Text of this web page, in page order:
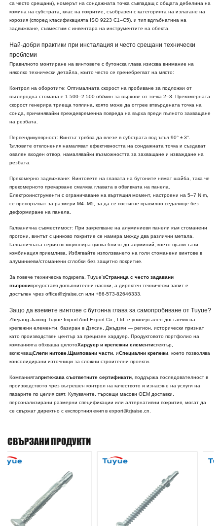
са често срещани), номерът на сондажната точка съвпадащ с общата дебелина на
комина на субстрата, клас на покритие, съобразен с категорията на излагане на
корозия (според класификацията ISO 9223 C1–C5), и тип вдлъбнатина на
задвижване, съвместим с инвентара на инструментите на обекта.
Най-добри практики при инсталация и често срещани технически
проблеми
Правилното монтиране на винтовете с бутонска глава изисква внимание на
няколко технически детайла, които често се пренебрегват на място:
Контрол на оборотите: Оптималната скорост на пробиване за подложки от
въглеродна стомана е 1 500–2 500 об/мин за върхове от точка 2–3. Прекомерната
скорост генерира триеща топлина, която може да отгрее втвърдената точка на
сонда, причинявайки преждевременна повреда на върха преди пълното захващане
на резбата.
Перпендикулярност: Винтът трябва да влезе в субстрата под ъгъл 90° ± 3°.
Ъгловите отклонения намаляват ефективността на сондажната точка и създават
овален входен отвор, намалявайки възможността за захващане и изваждане на
резбата.
Прекомерно задвижване: Винтовете на главата на бутоните нямат шайба, така че
прекомерното прекарване смачква главата в обвивката на панела.
Електроинструменти с ограничаване на въртящия момент, настроени на 5–7 N·m,
се препоръчват за размери M4–M5, за да се постигне правилно седалище без
деформиране на панела.
Галванична съвместимост: При закрепване на алуминиеви панели към стоманени
прогони, винтът с цинково покритие се намира между два различни метала.
Галваничната серия позиционира цинка близо до алуминий, което прави тази
комбинация приемлива. Избягвайте използването на голи стоманени винтове в
алуминиеви/стоманени сглобки без защитно покритие.
За повече техническа подкрепа, Tuyue'sСтраница с често задавани
въпросипредоставя допълнителни насоки, а директен технически запит е
достъпен чрез office@zjraise.cn или +86-573-82646333.
Защо да вземете винтове с бутонна глава за самопробиване от Tuyue?
Zhejiang Jiaxing Tuyue Import And Export Co., Ltd. е универсален доставчик на
крепежни елементи, базиран в Дзясин, Джъдзян — регион, исторически признат
като производствен център за прецизен хардуер. Продуктовото портфолио на
компанията обхваща цялотоХардуер и крепежни елементиспектър,
включващСлепи нитове,Щамповани части, иСпециални крепежи, което позволява
консолидирани източници за сложни строителни проекти.
Компаниятапритежава съответните сертификати, поддържа последователност в
производството чрез вътрешен контрол на качеството и изнасяне на услуги на
пазарите по целия свят. Купувачите, търсещи масови OEM доставки,
персонализирани размерни спецификации или алтернативни покрития, могат да
се свържат директно с експортния екип в export@zjraise.cn.
СВЪРЗАНИ ПРОДУКТИ